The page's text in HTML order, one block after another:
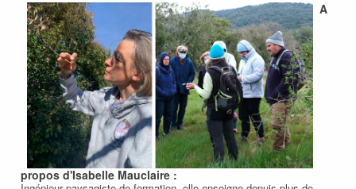
A
propos d'Isabelle Mauclaire :